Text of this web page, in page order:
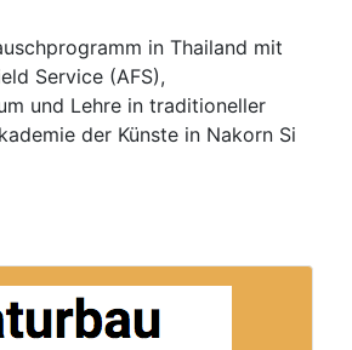
in Thailand mit
Service (AFS),
und Lehre in traditioneller
der Künste in Nakorn Si